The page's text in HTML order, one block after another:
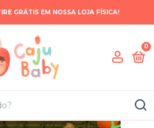
GRÁTIS EM NOSSA LOJA FÍSICA!
0